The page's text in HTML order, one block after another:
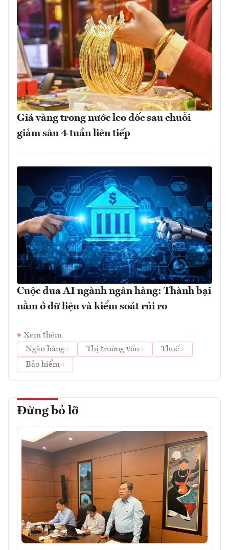
Giá vàng trong nước leo dốc sau chuỗi
giảm sâu 4 tuần liên tiếp
Cuộc đua AI ngành ngân hàng: Thành bại
nằm ở dữ liệu và kiểm soát rủi ro
Xem thêm
Ngân hàng
Thị trường vốn
Thuế
Bảo hiểm
Đừng bỏ lỡ